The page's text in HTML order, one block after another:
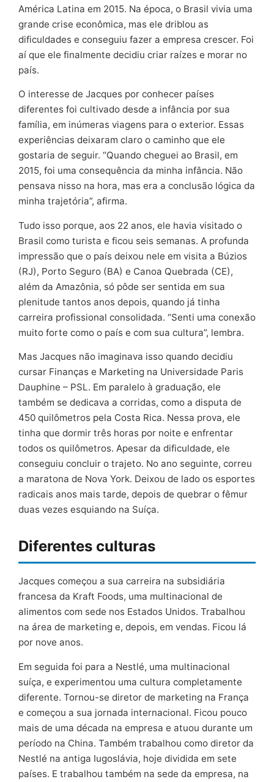
América Latina em 2015. Na época, o Brasil vivia uma
grande crise econômica, mas ele driblou as
dificuldades e conseguiu fazer a empresa crescer. Foi
aí que ele finalmente decidiu criar raízes e morar no
país.
O interesse de Jacques por conhecer países
diferentes foi cultivado desde a infância por sua
família, em inúmeras viagens para o exterior. Essas
experiências deixaram claro o caminho que ele
gostaria de seguir. “Quando cheguei ao Brasil, em
2015, foi uma consequência da minha infância. Não
pensava nisso na hora, mas era a conclusão lógica da
minha trajetória”, afirma.
Tudo isso porque, aos 22 anos, ele havia visitado o
Brasil como turista e ficou seis semanas. A profunda
impressão que o país deixou nele em visita a Búzios
(RJ), Porto Seguro (BA) e Canoa Quebrada (CE),
além da Amazônia, só pôde ser sentida em sua
plenitude tantos anos depois, quando já tinha
carreira profissional consolidada. “Senti uma conexão
muito forte como o país e com sua cultura”, lembra.
Mas Jacques não imaginava isso quando decidiu
cursar Finanças e Marketing na Universidade Paris
Dauphine – PSL. Em paralelo à graduação, ele
também se dedicava a corridas, como a disputa de
450 quilômetros pela Costa Rica. Nessa prova, ele
tinha que dormir três horas por noite e enfrentar
todos os quilômetros. Apesar da dificuldade, ele
conseguiu concluir o trajeto. No ano seguinte, correu
a maratona de Nova York. Deixou de lado os esportes
radicais anos mais tarde, depois de quebrar o fêmur
duas vezes esquiando na Suíça.
Diferentes culturas
Jacques começou a sua carreira na subsidiária
francesa da Kraft Foods, uma multinacional de
alimentos com sede nos Estados Unidos. Trabalhou
na área de marketing e, depois, em vendas. Ficou lá
por nove anos.
Em seguida foi para a Nestlé, uma multinacional
suíça, e experimentou uma cultura completamente
diferente. Tornou-se diretor de marketing na França
e começou a sua jornada internacional. Ficou pouco
mais de uma década na empresa e atuou durante um
período na China. Também trabalhou como diretor da
Nestlé na antiga Iugoslávia, hoje dividida em sete
países. E trabalhou também na sede da empresa, na